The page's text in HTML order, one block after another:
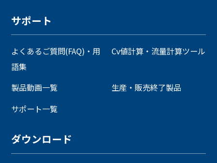
サポート
よくあるご質問(FAQ)・用
語集
Cv値計算・流量計算ツール
製品動画一覧
生産・販売終了製品
サポート一覧
ダウンロード